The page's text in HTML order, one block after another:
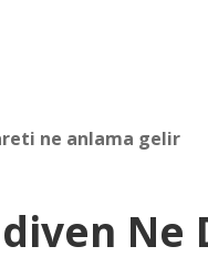
ne anlama gelir
Ne